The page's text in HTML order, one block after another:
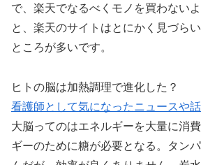
で、楽天でなるべくモノを買わない
と、楽天のサイトはとにかく見づら
ところが多いです。
ヒトの脳は加熱調理で進化した？
看護師として気になったニュースや
大脳ってのはエネルギーを大量に消
ギーのために糖が必要となる。タン